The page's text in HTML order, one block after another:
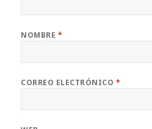
NOMBRE *
CORREO ELECTRÓNICO *